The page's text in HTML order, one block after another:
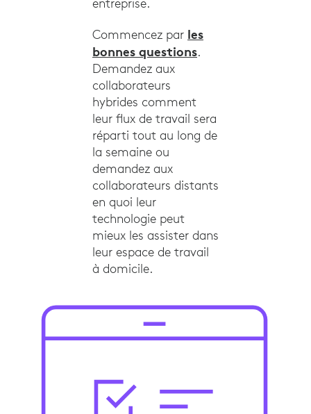
entreprise.
Commencez par les
bonnes questions.
Demandez aux
collaborateurs
hybrides comment
leur flux de travail sera
réparti tout au long de
la semaine ou
demandez aux
collaborateurs distants
en quoi leur
technologie peut
mieux les assister dans
leur espace de travail
à domicile.